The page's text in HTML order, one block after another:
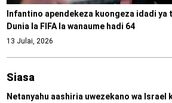
Infantino apendekeza kuongeza idadi ya
Dunia la FIFA la wanaume hadi 64
13 Julai, 2026
Siasa
Netanyahu aashiria uwezekano wa Israel